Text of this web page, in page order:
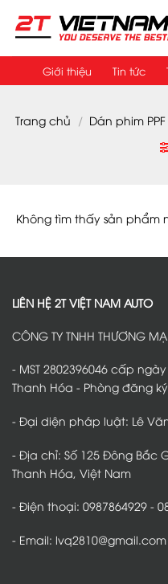
qua
Giới thiệu Tin tức
Trang chủ / Dán phim
Không tìm thấy sản
LIÊN HỆ 2T VIỆT NAM AUTO
CÔNG TY TNHH THƯƠNG
- MST 2802396046 cấp
Thanh Hóa - Phòng đăng
- Đại diện pháp luật: Lê
- Địa chỉ: Số 125 Đông Bắc
Thanh Hóa, Việt Nam
- Điện thoại: 0987864929 -
- Email: lvq2810@gmail.com